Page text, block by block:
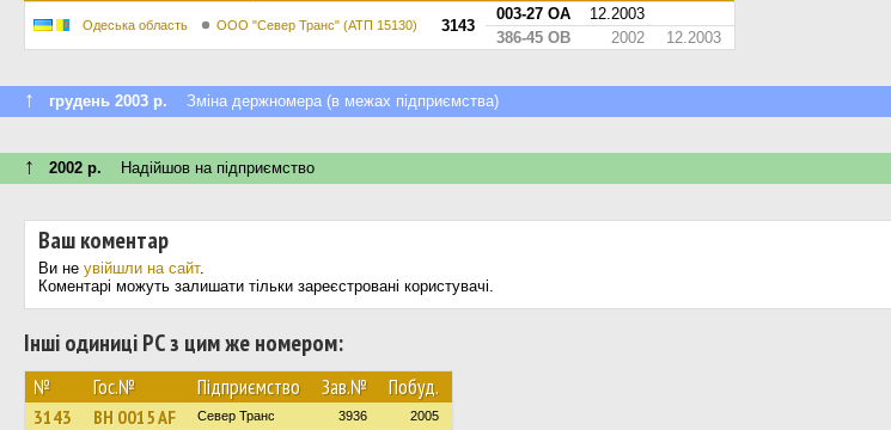
Одеська область ООО "Север Транс" (АТП 15130) 3143
003-27 ОА
12.2003
386-45 ОВ
2002 12.2003
↑ грудень 2003 р. Зміна держномера (в межах підприємства)
↑ 2002 р. Надійшов на підприємство
Ваш коментар
Ви не увійшли на сайт.
Коментарі можуть залишати тільки зареєстровані користувачі.
Інші одиниці РС з цим же номером:
№ Гос.№ Підприємство Зав.№ Побуд.
3143 BH 0015 AF Север Транс 3936 2005